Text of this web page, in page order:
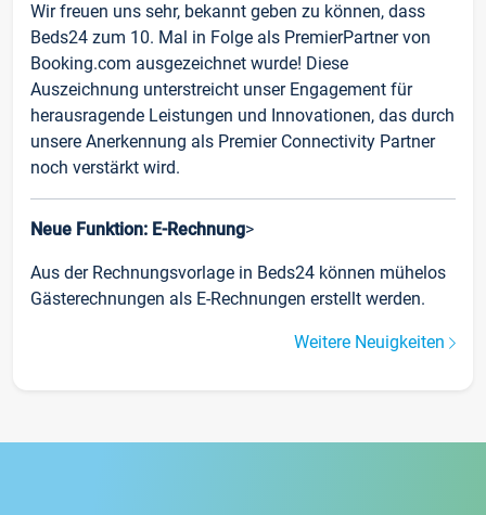
Wir freuen uns sehr, bekannt geben zu können, dass
Beds24 zum 10. Mal in Folge als PremierPartner von
Booking.com ausgezeichnet wurde! Diese
Auszeichnung unterstreicht unser Engagement für
herausragende Leistungen und Innovationen, das durch
unsere Anerkennung als Premier Connectivity Partner
noch verstärkt wird.
Neue Funktion: E-Rechnung>
Aus der Rechnungsvorlage in Beds24 können mühelos
Gästerechnungen als E-Rechnungen erstellt werden.
Weitere Neuigkeiten